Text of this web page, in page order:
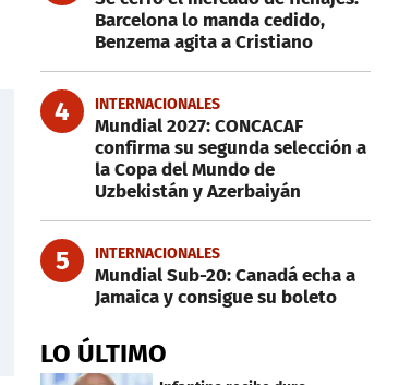
Barcelona lo manda cedido,
Benzema agita a Cristiano
4 INTERNACIONALES
Mundial 2027: CONCACAF
confirma su segunda selección a
la Copa del Mundo de
Uzbekistán y Azerbaiyán
5 INTERNACIONALES
Mundial Sub-20: Canadá echa a
Jamaica y consigue su boleto
LO ÚLTIMO